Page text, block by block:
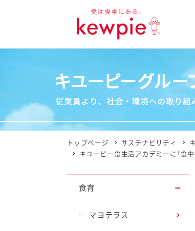
食育
マヨテラス
トップページ サステナビリティ
キユーピー食生活アカデミーに「食